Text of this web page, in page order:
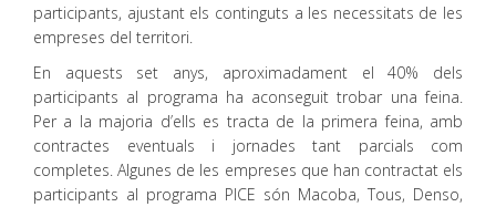
participants, ajustant els continguts a les necessitats de les
empreses del territori.
En aquests set anys, aproximadament el 40% dels
participants al programa ha aconseguit trobar una feina.
Per a la majoria d’ells es tracta de la primera feina, amb
contractes eventuals i jornades tant parcials com
completes. Algunes de les empreses que han contractat els
participants al programa PICE són Macoba, Tous, Denso,